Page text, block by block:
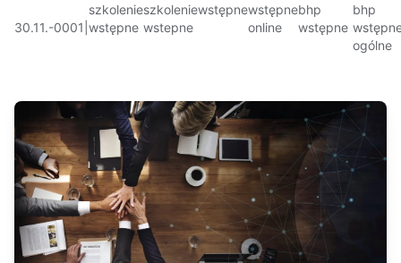
30.11.-0001
szkolenie
wstępne
szkolenie
wstepne
wstępnewstępne
online
bhp
wstępne
bhp
ogólne